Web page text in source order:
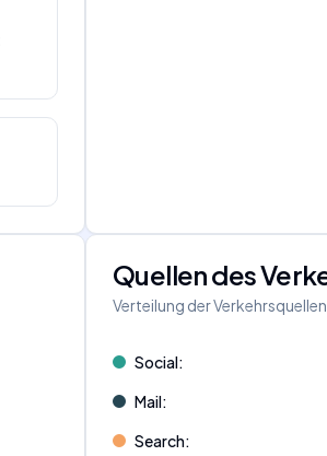
Quellen des
Verteilung der Verkehrsquellen
Social:
Mail:
Search: